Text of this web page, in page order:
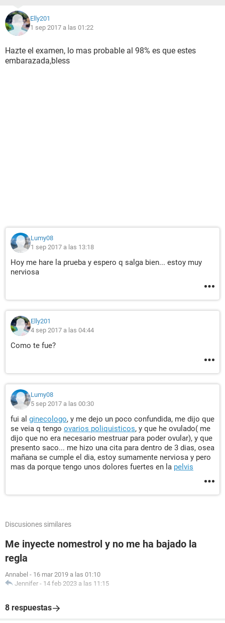
Elly201
1 sep 2017 a las 01:22
Hazte el examen, lo mas probable al 98% es que estes
embarazada,bless
Lumy08
1 sep 2017 a las 13:18
Hoy me hare la prueba y espero q salga bien... estoy muy
nerviosa
Elly201
4 sep 2017 a las 04:44
Como te fue?
Lumy08
5 sep 2017 a las 00:30
fui al ginecologo, y me dejo un poco confundida, me dijo que
se veia q tengo ovarios poliquisticos, y que he ovulado( me
dijo que no era necesario mestruar para poder ovular), y que
presento saco... me hizo una cita para dentro de 3 dias, osea
mañana se cumple el dia, estoy sumamente nerviosa y pero
mas da porque tengo unos dolores fuertes en la pelvis
Discusiones similares
Me inyecte nomestrol y no me ha bajado la
regla
Annabel - 16 mar 2019 a las 01:10
Jennifer - 14 feb 2023 a las 11:15
8 respuestas